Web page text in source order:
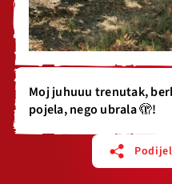
Moj juhuuu trenutak,
pojela, nego ubrala 🫣!